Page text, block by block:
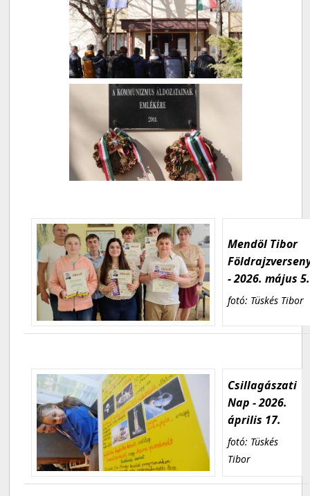
Mendöl Tibor
- 2026. május 5.
fotó: Tüskés Tibor
Csillagászati
Nap - 2026.
április 17.
fotó: Tüskés
Tibor